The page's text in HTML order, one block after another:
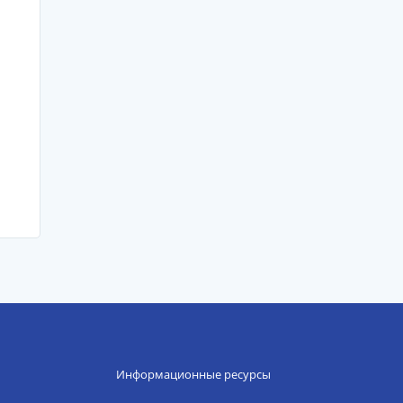
Информационные ресурсы